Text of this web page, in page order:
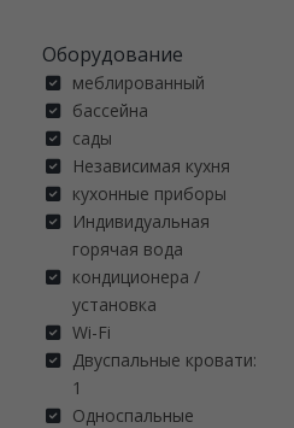
Oборудование
меблированный
бассейна
сады
Независимая кухня
кухонные приборы
Индивидуальная
горячая вода
кондиционера /
установка
Wi-Fi
Двуспальные кровати:
1
Односпальные